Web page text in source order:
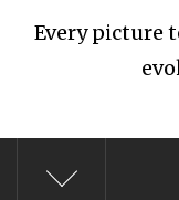
Every picture